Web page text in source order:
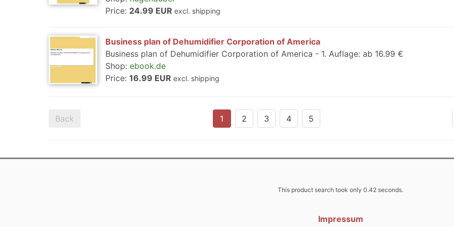
Price: 24.99 EUR excl. shipping
Business plan of Dehumidifier Corporation of America
Business plan of Dehumidifier Corporation of America - 1. Auflage: ab 16.99 €
Shop: ebook.de
Price: 16.99 EUR excl. shipping
Back 1 2 3 4 5
This product search took only 0.42 seconds.
Impressum